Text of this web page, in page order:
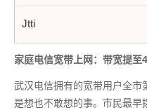
Jtti
家庭电信宽带上网：带宽提至
武汉电信拥有的宽带用户全
是想也不敢想的事。市民最早